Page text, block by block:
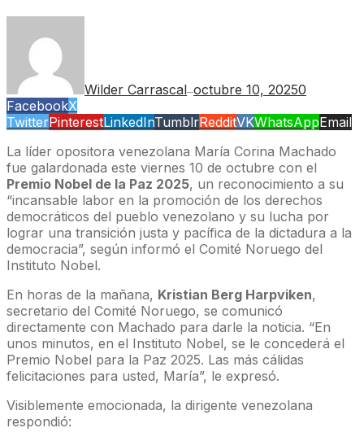
Wilder Carrascal—octubre 10, 20250
FacebookX
TwitterPinterestLinkedInTumblrRedditVKWhatsAppEmail
La líder opositora venezolana María Corina Machado
fue galardonada este viernes 10 de octubre con el
Premio Nobel de la Paz 2025, un reconocimiento a su
“incansable labor en la promoción de los derechos
democráticos del pueblo venezolano y su lucha por
lograr una transición justa y pacífica de la dictadura a la
democracia”, según informó el Comité Noruego del
Instituto Nobel.
En horas de la mañana, Kristian Berg Harpviken,
secretario del Comité Noruego, se comunicó
directamente con Machado para darle la noticia. “En
unos minutos, en el Instituto Nobel, se le concederá el
Premio Nobel para la Paz 2025. Las más cálidas
felicitaciones para usted, María”, le expresó.
Visiblemente emocionada, la dirigente venezolana
respondió: